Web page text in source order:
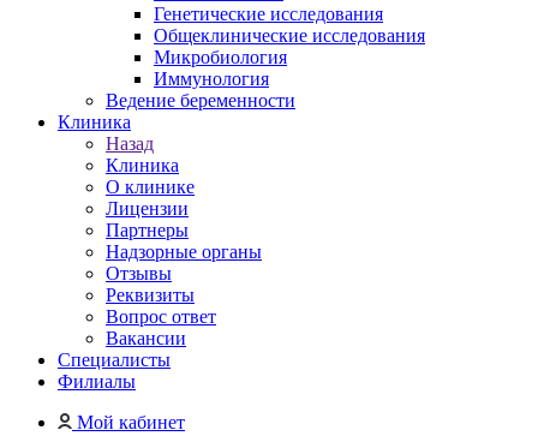
Генетические исследования
Общеклинические исследования
Микробиология
Иммунология
Ведение беременности
Клиника
Назад
Клиника
О клинике
Лицензии
Партнеры
Надзорные органы
Отзывы
Реквизиты
Вопрос ответ
Вакансии
Специалисты
Филиалы
Мой кабинет